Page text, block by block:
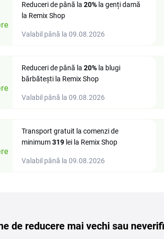
Reduceri de până la 20% la genți damă
la Remix Shop
Valabil până la 09.08.2026
Reduceri de până la 20% la blugi
bărbătești la Remix Shop
Valabil până la 09.08.2026
Transport gratuit la comenzi de
minimum319 lei la Remix Shop
Valabil până la 09.08.2026
de reducere mai vechi sau